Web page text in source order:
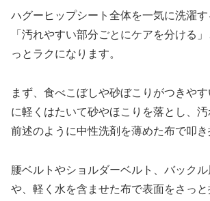
ハグーヒップシート全体を一気に洗濯す
「汚れやすい部分ごとにケアを分ける
っとラクになります。​
まず、食べこぼしや砂ぼこりがつきや
に軽くはたいて砂やほこりを落とし、
前述のように中性洗剤を薄めた布で叩き
腰ベルトやショルダーベルト、バック
や、軽く水を含ませた布で表面をさっ